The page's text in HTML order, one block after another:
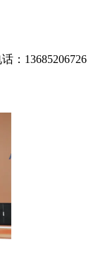
：13685206726